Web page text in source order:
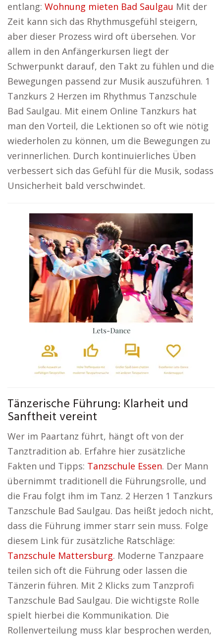
entlang: Wohnung mieten Bad Saulgau Mit der
Zeit kann sich das Rhythmusgefühl steigern,
aber dieser Prozess wird oft übersehen. Vor
allem in den Anfängerkursen liegt der
Schwerpunkt darauf, den Takt zu fühlen und die
Bewegungen passend zur Musik auszuführen. 1
Tanzkurs 2 Herzen im Rhythmus Tanzschule
Bad Saulgau. Mit einem Online Tanzkurs hat
man den Vorteil, die Lektionen so oft wie nötig
wiederholen zu können, um die Bewegungen zu
verinnerlichen. Durch kontinuierliches Üben
verbessert sich das Gefühl für die Musik, sodass
Unsicherheit bald verschwindet.
Tänzerische Führung: Klarheit und
Sanftheit vereint
Wer im Paartanz führt, hängt oft von der
Tanztradition ab. Erfahre hier zusätzliche
Fakten und Tipps: Tanzschule Essen. Der Mann
übernimmt traditionell die Führungsrolle, und
die Frau folgt ihm im Tanz. 2 Herzen 1 Tanzkurs
Tanzschule Bad Saulgau. Das heißt jedoch nicht,
dass die Führung immer starr sein muss. Folge
diesem Link für zusätzliche Ratschläge:
Tanzschule Mattersburg. Moderne Tanzpaare
teilen sich oft die Führung oder lassen die
Tänzerin führen. Mit 2 Klicks zum Tanzprofi
Tanzschule Bad Saulgau. Die wichtigste Rolle
spielt hierbei die Kommunikation. Die
Rollenverteilung muss klar besprochen werden,